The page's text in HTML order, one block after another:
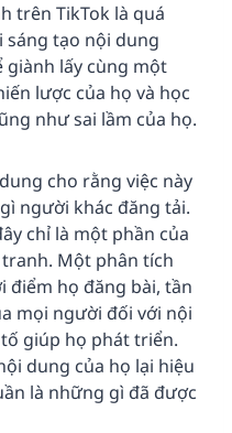
trên TikTok là quá
tạo nội dung
giành lấy cùng một
lược của họ và học
như sai lầm của họ.
cho rằng việc này
người khác đăng tải.
chỉ là một phần của
Một phân tích
điểm họ đăng bài, tần
mọi người đối với nội
giúp họ phát triển.
dung của họ lại hiệu
là những gì đã được